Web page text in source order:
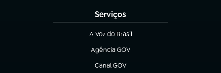
Serviços
A Voz do Brasil
(abre em nova aba)
Agência GOV
(abre em nova aba)
Canal GOV
(abre em nova aba)